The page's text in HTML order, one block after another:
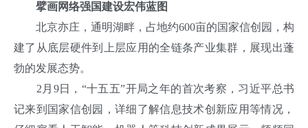
擘画网络强国建设宏伟蓝图
北京亦庄，通明湖畔，占地约600亩的国家信创园，构
建了从底层硬件到上层应用的全链条产业集群，展现出蓬
勃的发展态势。
2月9日，“十五五”开局之年的首次考察，习近平总书
记来到国家信创园，详细了解信息技术创新应用等情况，